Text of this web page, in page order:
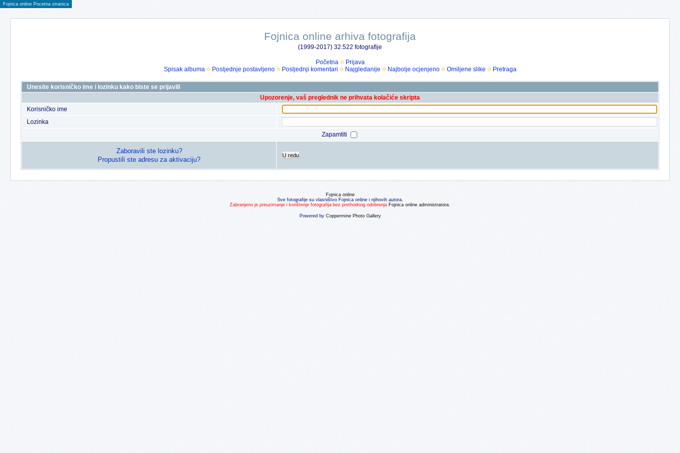
Fojnica online Pocetna stranica
Fojnica online arhiva fotografija
(1999-2017) 32.522 fotografije
Početna
Prijava
Spisak albuma
Posljednje postavljeno Posljednji komentari Najgledanije Najbolje ocjenjeno Omiljene slike Pretraga
Unesite korisničko ime i lozinku kako biste se prijavili
Upozorenje, vaš preglednik ne prihvata kolačiće skripta
Korisničko ime
Lozinka
Zapamtiti
Zaboravili ste lozinku?
Propustili ste adresu za aktivaciju?
U redu
Fojnica online
Sve fotografije su vlasništvo Fojnica online i njihovih autora.
Zabranjeno je preuzimanje i korištenje fotografija bez prethodnog odobrenja Fojnica online administratora.
Powered by Coppermine Photo Gallery